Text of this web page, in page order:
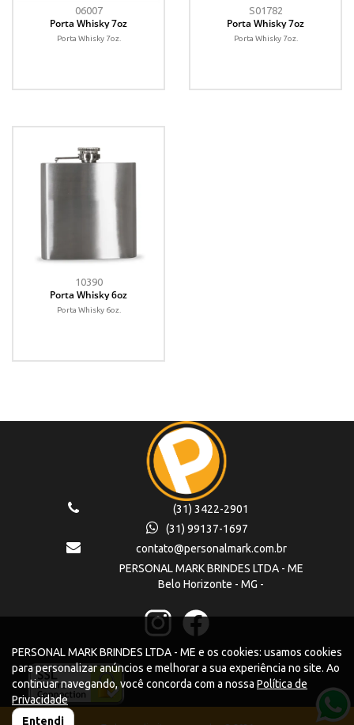
06007
Porta Whisky 7oz
Porta Whisky 7oz.
S01782
Porta Whisky 7oz
Porta Whisky 7oz.
10390
Porta Whisky 6oz
Porta Whisky 6oz.
(31) 3422-2901
(31) 99137-1697
contato@personalmark.com.br
PERSONAL MARK BRINDES LTDA - ME
Belo Horizonte - MG -
PERSONAL MARK BRINDES LTDA - ME e os cookies: usamos cookies
para personalizar anúncios e melhorar a sua experiência no site. Ao
continuar navegando, você concorda com a nossa Política de
Privacidade
Entendi